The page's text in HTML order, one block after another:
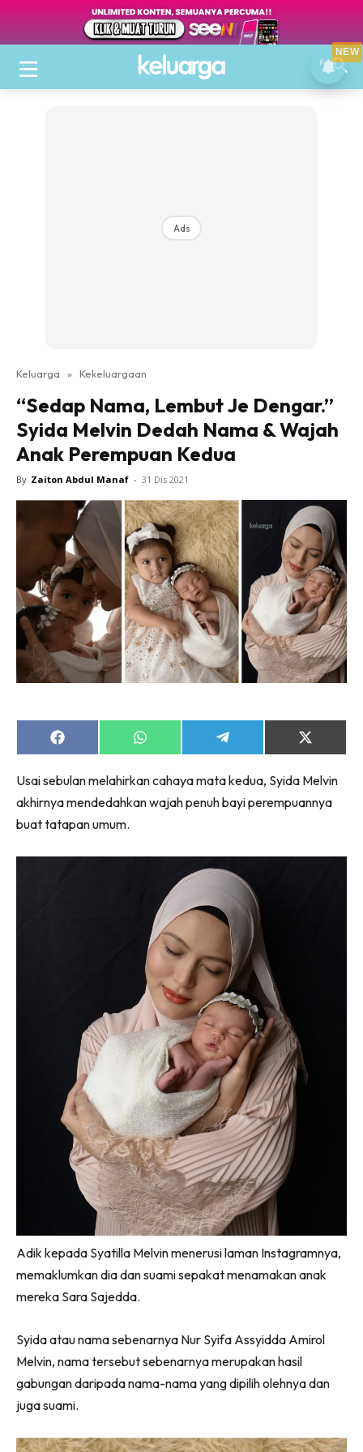
Ads
Keluarga » Kekeluargaan
“Sedap Nama, Lembut Je Dengar.”
Syida Melvin Dedah Nama & Wajah
Anak Perempuan Kedua
By Zaiton Abdul Manaf - 31 Dis 2021
Share
on
Share
on
Share
on
Share
on
(Twitter)
Usai sebulan melahirkan cahaya mata kedua, Syida Melvin
akhirnya mendedahkan wajah penuh bayi perempuannya
buat tatapan umum.
Adik kepada Syatilla Melvin menerusi laman Instagramnya,
memaklumkan dia dan suami sepakat menamakan anak
mereka Sara Sajedda.
Syida atau nama sebenarnya Nur Syifa Assyidda Amirol
Melvin, nama tersebut sebenarnya merupakan hasil
gabungan daripada nama-nama yang dipilih olehnya dan
juga suami.
NEW